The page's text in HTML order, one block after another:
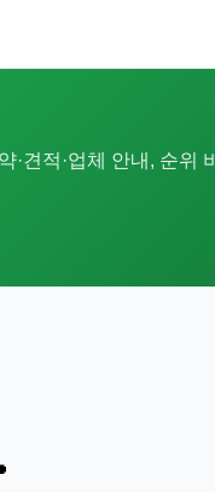
견적·업체 안내, 순위 비